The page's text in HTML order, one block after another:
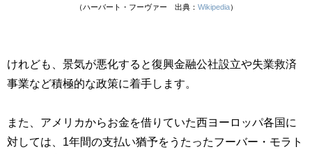
（ハーバート・フーヴァー 出典： Wikipedia）
けれども、景気が悪化すると復興金融公社設立や失業救済
事業など積極的な政策に着手します。
また、アメリカからお金を借りていた西ヨーロッパ各国に
対しては、1年間の支払い猶予をうたったフーバー・モラト